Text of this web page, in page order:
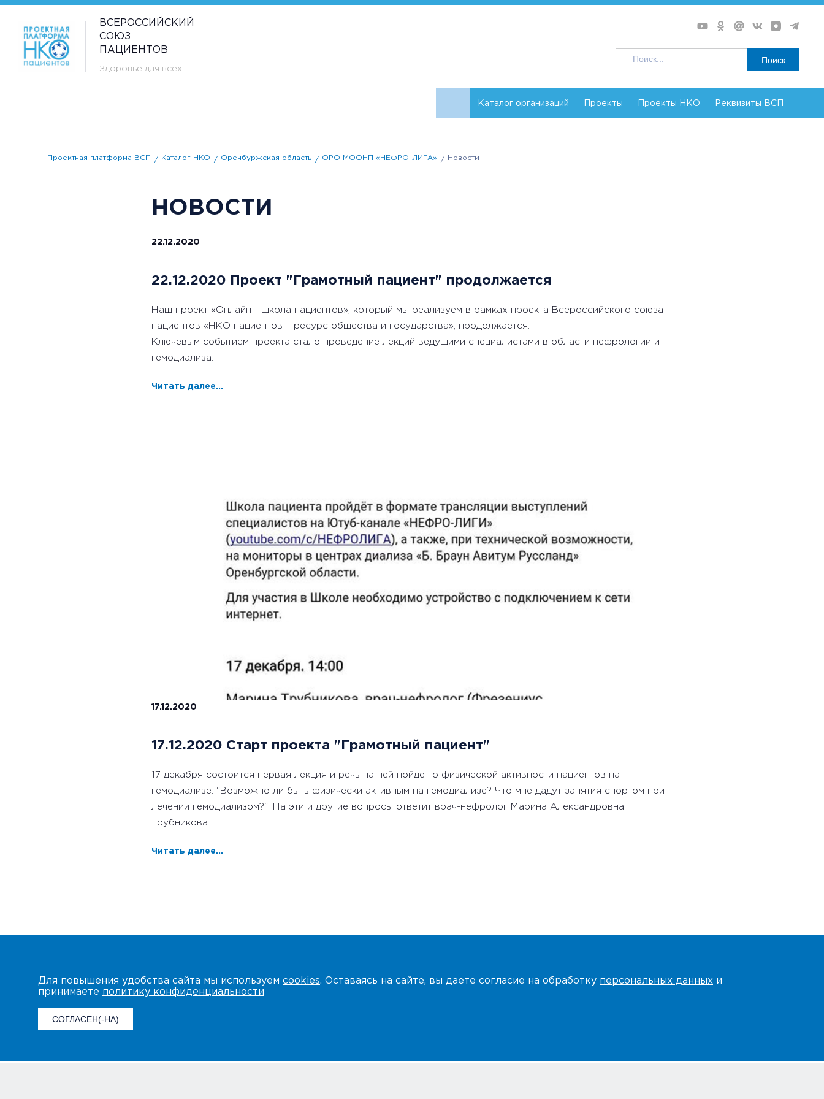
ВСЕРОССИЙСКИЙ
СОЮЗ
ПАЦИЕНТОВ
Здоровье для всех
Поиск
Каталог организаций Проекты Проекты НКО Реквизиты ВСП
Проектная платформа ВСП Каталог НКО Оренбуржская область ОРО МООНП «НЕФРО-ЛИГА» Новости
НОВОСТИ
22.12.2020
22.12.2020 Проект "Грамотный пациент" продолжается
Наш проект «Онлайн - школа пациентов», который мы реализуем в рамках проекта Всероссийского союза
пациентов «НКО пациентов – ресурс общества и государства», продолжается.
Ключевым событием проекта стало проведение лекций ведущими специалистами в области нефрологии и
гемодиализа.
Читать далее...
17.12.2020
17.12.2020 Старт проекта "Грамотный пациент"
17 декабря состоится первая лекция и речь на ней пойдёт о физической активности пациентов на
гемодиализе: "Возможно ли быть физически активным на гемодиализе? Что мне дадут занятия спортом при
лечении гемодиализом?". На эти и другие вопросы ответит врач-нефролог Марина Александровна
Трубникова.
Читать далее...
Для повышения удобства сайта мы используем cookies. Оставаясь на сайте, вы даете согласие на обработку персональных данных и
принимаете политику конфиденциальности
СОГЛАСЕН(-НА)